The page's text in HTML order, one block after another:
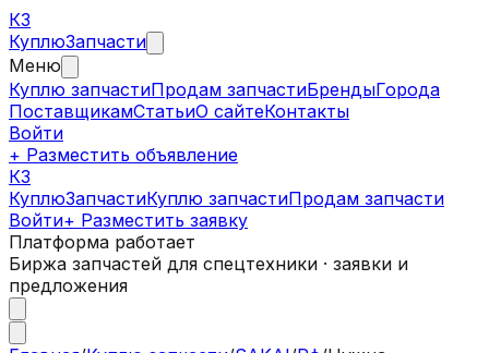
КЗ
КуплюЗапчасти
Меню
Куплю запчастиПродам запчастиБрендыГорода
ПоставщикамСтатьиО сайтеКонтакты
Войти
+ Разместить объявление
КЗ
КуплюЗапчастиКуплю запчастиПродам запчасти
Войти+ Разместить заявку
Платформа работает
Биржа запчастей для спецтехники · заявки и
предложения